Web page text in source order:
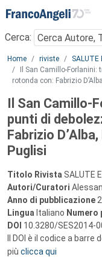
Menu
Cerca:
Main content
Home riviste SALUTE
Il San Camillo-
rotonda con: Fabrizio
Il San Camillo-
punti di
Fabrizio
Puglisi
Titolo Rivista SALUTE
Autori/Curatori
Anno di pubblicazione
Lingua Italiano Numero
DOI 10.3280/SES2014-
Il DOI è il codice a
più clicca qui